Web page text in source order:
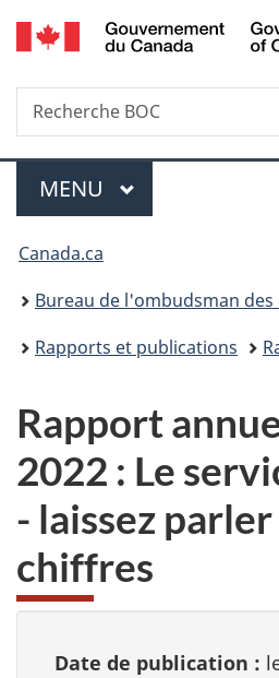
au
à
du
à
Recherche
Recherche
BOC
Menu
MENU PRINCIPAL
Vous
êtes
ici :
Canada.ca
Bureau de l'ombudsman
Rapports et publications
Rapport
2022 : Le
- laissez
chiffres
Date de publication :